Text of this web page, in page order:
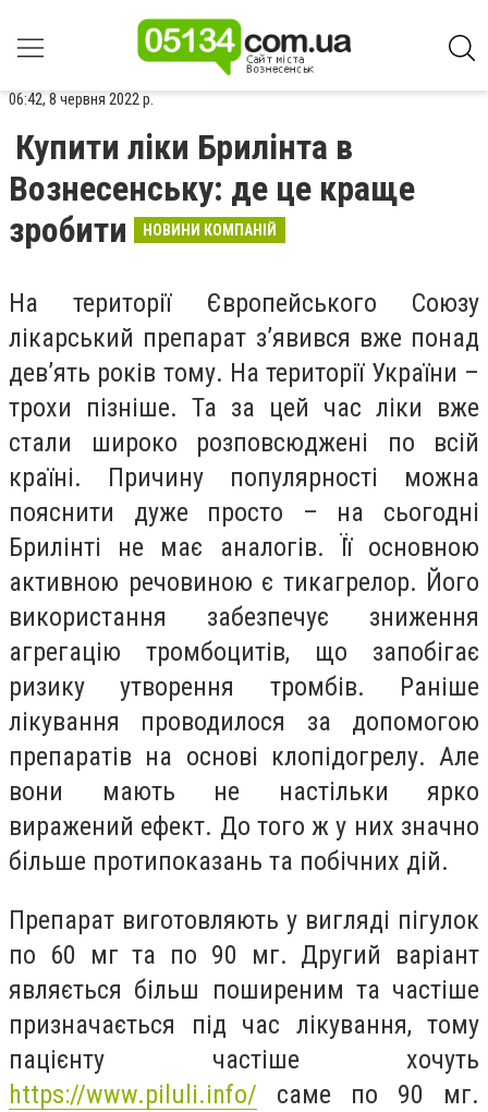
06:42, 8 червня 2022 р.
Купити ліки Брилінта в
Вознесенську: де це краще
зробити
НОВИНИ КОМПАНІЙ
На території Європейського Союзу
лікарський препарат з’явився вже понад
дев’ять років тому. На території України –
трохи пізніше. Та за цей час ліки вже
стали широко розповсюджені по всій
країні. Причину популярності можна
пояснити дуже просто – на сьогодні
Брилінті не має аналогів. Її основною
активною речовиною є тикагрелор. Його
використання забезпечує зниження
агрегацію тромбоцитів, що запобігає
ризику утворення тромбів. Раніше
лікування проводилося за допомогою
препаратів на основі клопідогрелу. Але
вони мають не настільки ярко
виражений ефект. До того ж у них значно
більше протипоказань та побічних дій.
Препарат виготовляють у вигляді пігулок
по 60 мг та по 90 мг. Другий варіант
являється більш поширеним та частіше
призначається під час лікування, тому
пацієнту частіше хочуть
https://www.piluli.info/ саме по 90 мг.